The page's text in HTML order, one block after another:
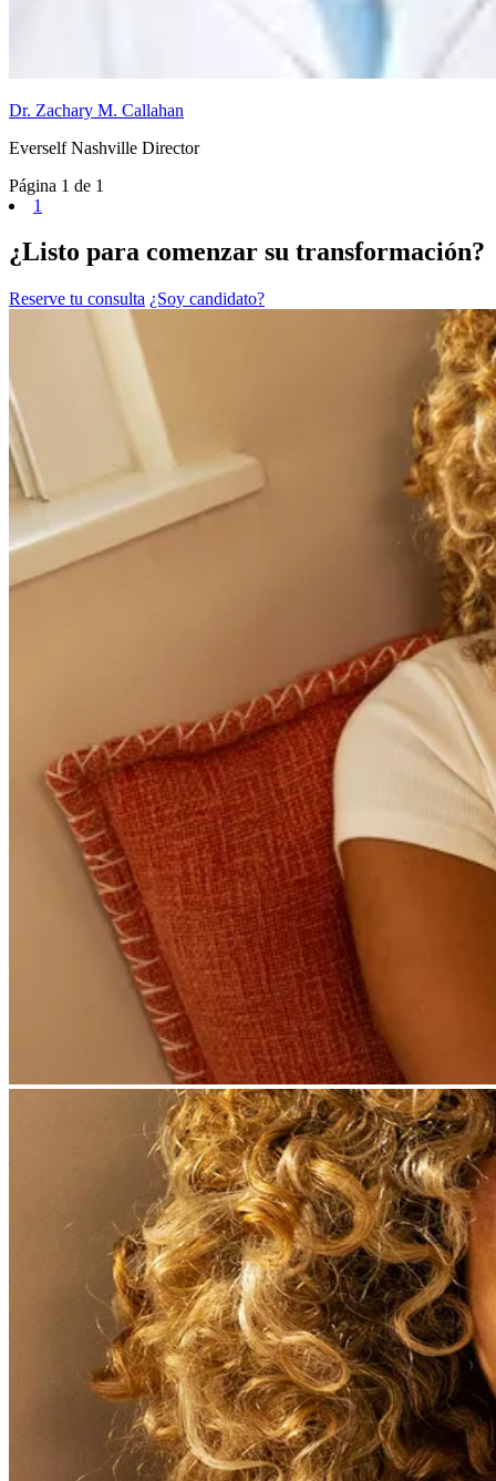
Dr. Zachary M. Callahan
Everself Nashville Director
Página 1 de 1
1
¿Listo para comenzar su transformación?
Reserve tu consulta ¿Soy candidato?